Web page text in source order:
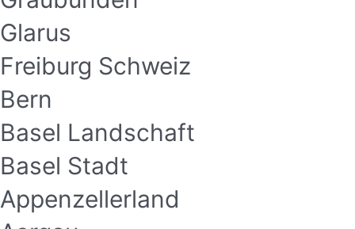
Glarus
Freiburg Schweiz
Bern
Basel Landschaft
Basel Stadt
Appenzellerland